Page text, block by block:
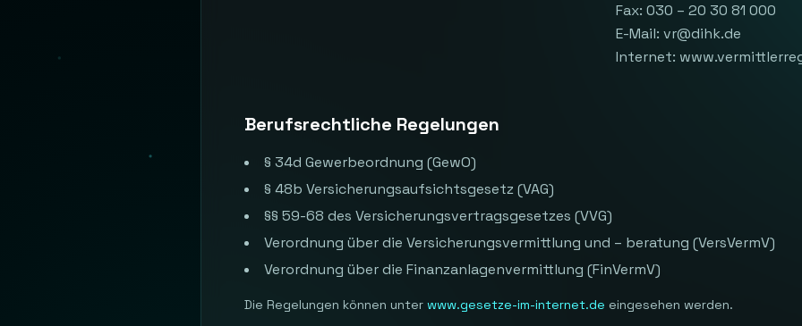
Fax: 030 – 20 30 81 000
E-Mail: vr@dihk.de
Internet:
Berufsrechtliche Regelungen
§ 34d Gewerbeordnung (GewO)
§ 48b Versicherungsaufsichtsgesetz (VAG)
§§ 59-68 des Versicherungsvertragsgesetzes (VVG)
Verordnung über die Versicherungsvermittlung und – beratung (VersVermV)
Verordnung über die Finanzanlagenvermittlung (FinVermV)
Die Regelungen können unter www.gesetze-im-internet.de eingesehen werden.